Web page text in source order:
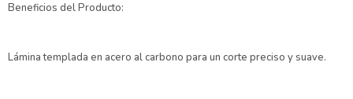
Beneficios del Producto:
Lámina templada en acero al carbono para un corte preciso y suave.